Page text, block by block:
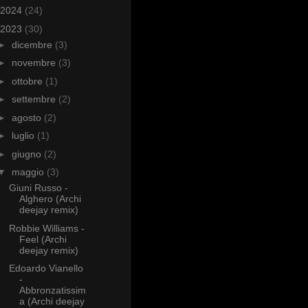
2024 (24)
2023 (30)
dicembre (3)
novembre (3)
ottobre (1)
settembre (2)
agosto (2)
luglio (1)
giugno (2)
maggio (3)
Giuni Russo -
Alghero (Archi
deejay remix)
Robbie Williams -
Feel (Archi
deejay remix)
Edoardo Vianello
-
Abbronzatissim
a (Archi deejay